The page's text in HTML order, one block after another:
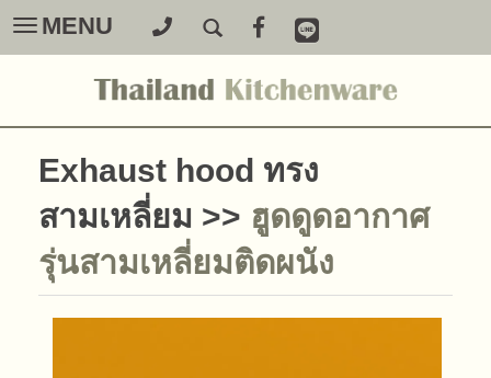
Toggle
navigation
MENU
Exhaust hood ทรง
สามเหลี่ยม >> ฮูดดูดอากาศ
รุ่นสามเหลี่ยมติดผนัง